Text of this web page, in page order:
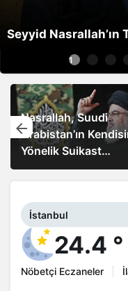
Seyyid Nasrallah’ın
1
Türkiye’ye Ait Uçak,
Gazzeli Yaralıları
Taşıyor
İstanbul
24.4 °